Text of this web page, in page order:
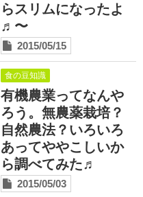
らスリムになったよ
♬〜
2015/05/15
食の豆知識
有機農業ってなんや
ろう。無農薬栽培？
自然農法？いろいろ
あってややこしいか
ら調べてみた♬
2015/05/03